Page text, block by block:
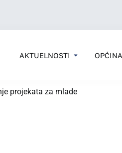
AKTUELNOSTI OPĆINA
projekata za mlade